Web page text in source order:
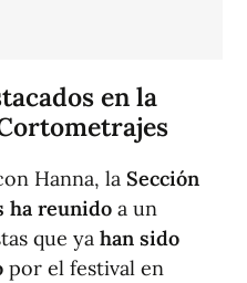
en la
Hanna, la Sección
ha reunido a un
que ya han sido
por el festival en